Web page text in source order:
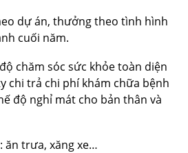
dự án, thưởng theo tình hình
cuối năm.
chăm sóc sức khỏe toàn diện
chi trả chi phí khám chữa bệnh
độ nghỉ mát cho bản thân và
ăn trưa, xăng xe…